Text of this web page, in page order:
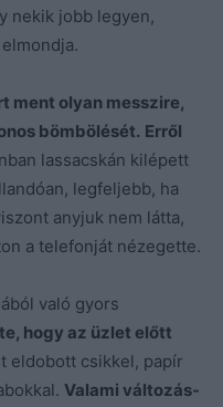
nekik jobb legyen,
ment olyan messzire,
bömbölését. Erről
lassacskán kilépett
legfeljebb, ha
anyjuk nem látta,
a telefonját nézegette.
való gyors
hogy az üzlet előtt
eldobott csikkel, papír
Valami változás-